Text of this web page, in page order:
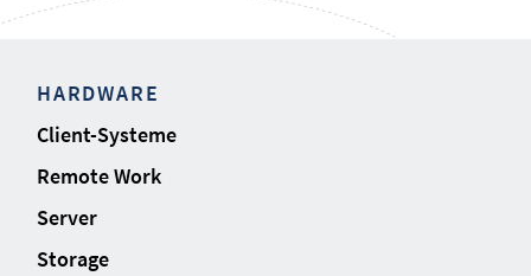
HARDWARE
Client-Systeme
Remote Work
Server
Storage